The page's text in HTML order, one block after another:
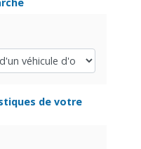
de votre